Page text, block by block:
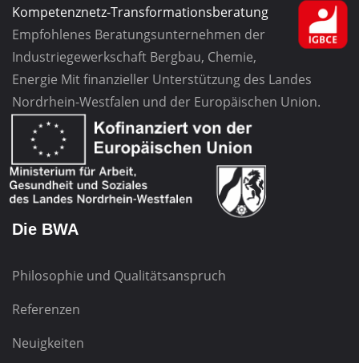
Kompetenznetz-Transformationsberatung
Empfohlenes Beratungsunternehmen der
Industriegewerkschaft Bergbau, Chemie,
Energie Mit finanzieller Unterstützung des Landes
Nordrhein-Westfalen und der Europäischen Union.
Die BWA
Philosophie und Qualitätsanspruch
Referenzen
Neuigkeiten